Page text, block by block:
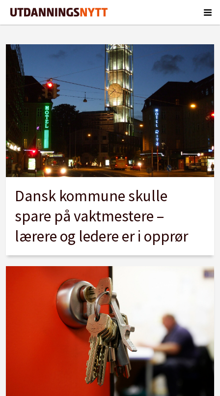
Tag:
vaktmester
Dansk kommune skulle
spare på vaktmestere –
lærere og ledere er i opprør